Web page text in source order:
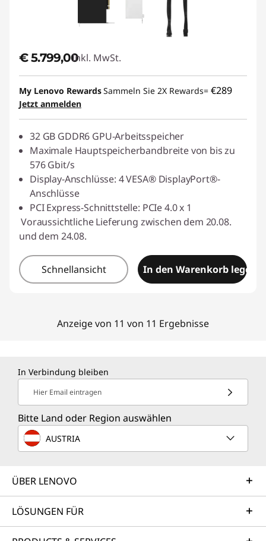
€ 5.799,00Inkl. MwSt.
My Lenovo RewardsSammeln Sie 2X Rewards= €289
Jetzt anmelden
32 GB GDDR6 GPU-Arbeitsspeicher
Maximale Hauptspeicherbandbreite von bis zu
576 Gbit/s
Display-Anschlüsse: 4 VESA® DisplayPort®-
Anschlüsse
PCI Express-Schnittstelle: PCIe 4.0 x 1
Voraussichtliche Lieferung zwischen dem 20.08.
und dem 24.08.
Schnellansicht In den Warenkorb legen
Anzeige von 11 von 11 Ergebnisse
In Verbindung bleiben
Hier Email eintragen
Bitte Land oder Region auswählen
AUSTRIA
ÜBER LENOVO
LÖSUNGEN FÜR